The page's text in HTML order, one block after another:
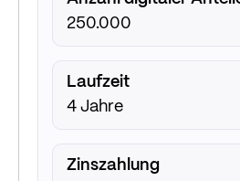
250.000
Laufzeit
4 Jahre
Zinszahlung